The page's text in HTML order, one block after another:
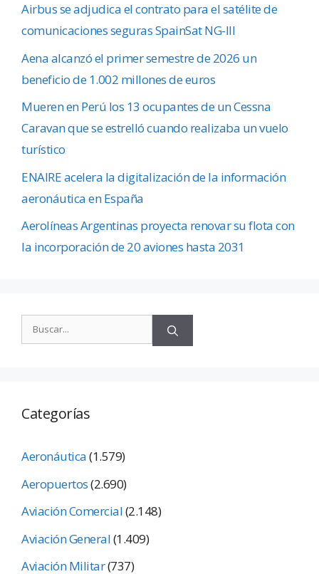
Airbus se adjudica el contrato para el satélite de
comunicaciones seguras SpainSat NG-III
Aena alcanzó el primer semestre de 2026 un
beneficio de 1.002 millones de euros
Mueren en Perú los 13 ocupantes de un Cessna
Caravan que se estrelló cuando realizaba un vuelo
turístico
ENAIRE acelera la digitalización de la información
aeronáutica en España
Aerolíneas Argentinas proyecta renovar su flota con
la incorporación de 20 aviones hasta 2031
Categorías
Aeronáutica(1.579)
Aeropuertos(2.690)
Aviación Comercial(2.148)
Aviación General(1.409)
Aviación Militar(737)